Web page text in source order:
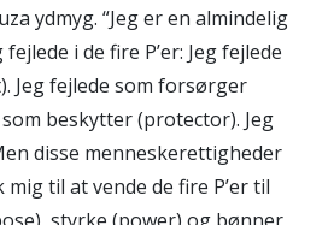
ydmyg. “Jeg er en almindelig
fejlede i de fire P’er: Jeg fejlede
Jeg fejlede som forsørger
beskytter (protector). Jeg
disse menneskerettigheder
til at vende de fire P’er til